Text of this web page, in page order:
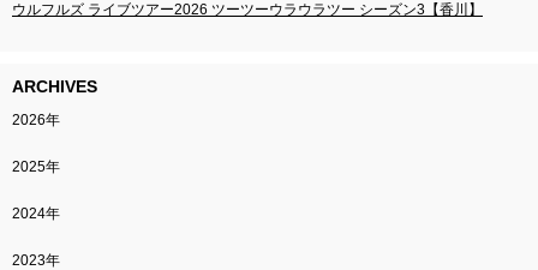
ウルフルズ ライブツアー2026 ツーツーウラウラツー シーズン3【香川】
ARCHIVES
2026年
2025年
2024年
2023年